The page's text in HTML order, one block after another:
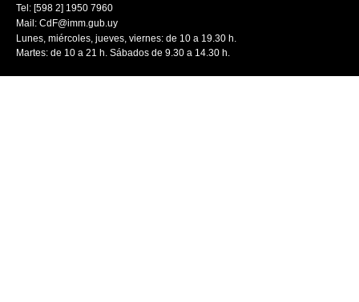
Tel: [598 2] 1950 7960
Mail: CdF@imm.gub.uy
Lunes, miércoles, jueves, viernes: de 10 a 19.30 h.
Martes: de 10 a 21 h. Sábados de 9.30 a 14.30 h.